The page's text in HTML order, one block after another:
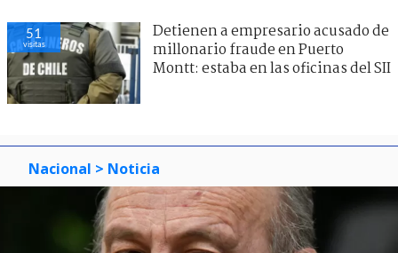
62
visitas
Quiroz anuncia comisión para
revisar Estatuto Administrativo y
adelanta nuevo subsecretario
Nacional > Noticia